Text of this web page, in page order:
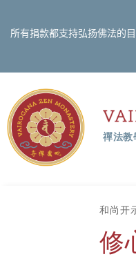
所有捐款都支持弘扬佛法的目
禪法教
和尚开
修